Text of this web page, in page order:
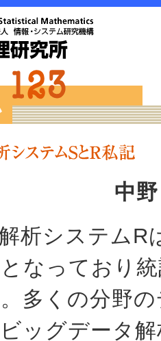
中
析システムR
なっており
多くの分野
ッグデータ